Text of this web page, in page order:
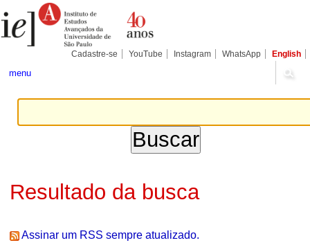
para
conteúdo.
Pessoais
Cadastre-se YouTube Instagram WhatsApp English
menu
Resultado da busca
Assinar um RSS sempre atualizado.